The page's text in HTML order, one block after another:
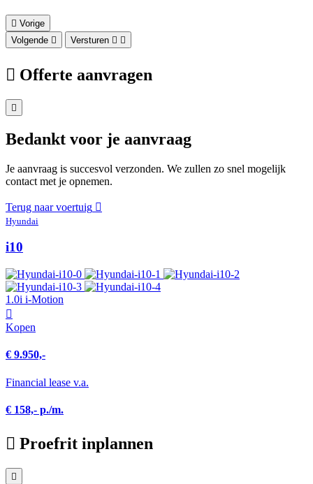
Vorige
Volgende
Versturen
Offerte aanvragen
Bedankt voor je aanvraag
Je aanvraag is succesvol verzonden. We zullen zo snel mogelijk
contact met je opnemen.
Terug naar voertuig
Hyundai
i10
1.0i i-Motion
Kopen
€ 9.950,-
Financial lease v.a.
€ 158,- p./m.
Proefrit inplannen